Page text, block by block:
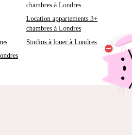
chambres à Londres
Location appartements 3+
chambres à Londres
Studios à louer à Londres